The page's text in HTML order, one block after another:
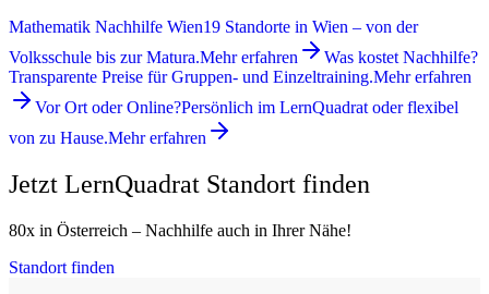
Mathematik Nachhilfe Wien19 Standorte in Wien – von der
Volksschule bis zur Matura.Mehr erfahren
Was kostet Nachhilfe?
Transparente Preise für Gruppen- und Einzeltraining.Mehr erfahren
Vor Ort oder Online?Persönlich im LernQuadrat oder flexibel
von zu Hause.Mehr erfahren
Jetzt LernQuadrat Standort finden
80x in Österreich – Nachhilfe auch in Ihrer Nähe!
Standort finden